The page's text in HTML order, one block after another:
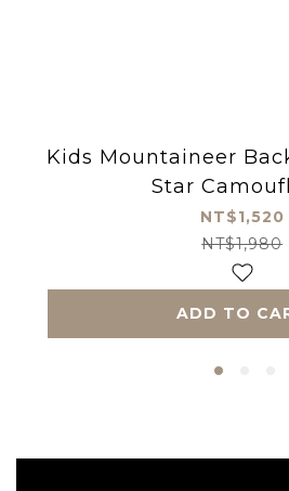
Kids Mountaineer
Star
NT$1,520
NT$1,980
ADD TO